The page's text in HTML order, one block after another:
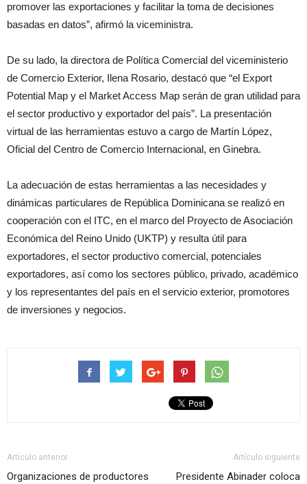
promover las exportaciones y facilitar la toma de decisiones
basadas en datos”, afirmó la viceministra.
De su lado, la directora de Política Comercial del viceministerio
de Comercio Exterior, Ilena Rosario, destacó que “el Export
Potential Map y el Market Access Map serán de gran utilidad para
el sector productivo y exportador del país”. La presentación
virtual de las herramientas estuvo a cargo de Martín López,
Oficial del Centro de Comercio Internacional, en Ginebra.
La adecuación de estas herramientas a las necesidades y
dinámicas particulares de República Dominicana se realizó en
cooperación con el ITC, en el marco del Proyecto de Asociación
Económica del Reino Unido (UKTP) y resulta útil para
exportadores, el sector productivo comercial, potenciales
exportadores, así como los sectores público, privado, académico
y los representantes del país en el servicio exterior, promotores
de inversiones y negocios.
Artículo anterior
Organizaciones de productores
Artículo siguiente
Presidente Abinader coloca